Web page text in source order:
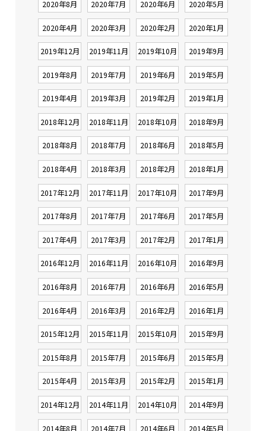
2020年8月 2020年7月 2020年6月 2020年5月
2020年4月 2020年3月 2020年2月 2020年1月
2019年12月 2019年11月 2019年10月 2019年9月
2019年8月 2019年7月 2019年6月 2019年5月
2019年4月 2019年3月 2019年2月 2019年1月
2018年12月 2018年11月 2018年10月 2018年9月
2018年8月 2018年7月 2018年6月 2018年5月
2018年4月 2018年3月 2018年2月 2018年1月
2017年12月 2017年11月 2017年10月 2017年9月
2017年8月 2017年7月 2017年6月 2017年5月
2017年4月 2017年3月 2017年2月 2017年1月
2016年12月 2016年11月 2016年10月 2016年9月
2016年8月 2016年7月 2016年6月 2016年5月
2016年4月 2016年3月 2016年2月 2016年1月
2015年12月 2015年11月 2015年10月 2015年9月
2015年8月 2015年7月 2015年6月 2015年5月
2015年4月 2015年3月 2015年2月 2015年1月
2014年12月 2014年11月 2014年10月 2014年9月
2014年8月 2014年7月 2014年6月 2014年5月